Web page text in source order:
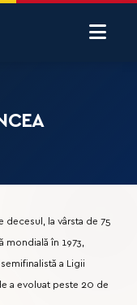
decesul, la vârsta de 75
mondială în 1973,
a Ligii
a evoluat peste 20 de